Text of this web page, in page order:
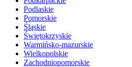
Podlaskie
Pomorskie
Śląskie
Świętokrzyskie
Warmińsko-mazurskie
Wielkopolskie
Zachodniopomorskie